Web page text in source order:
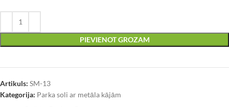
PIEVIENOT GROZAM
Artikuls: SM-13
Kategorija: Parka soli ar metāla kājām